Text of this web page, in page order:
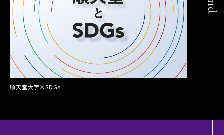
順天堂大学×SDGs